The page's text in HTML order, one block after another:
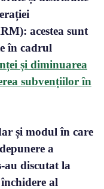
acestea sunt
în cadrul
și diminuarea
subvențiilor în
și modul în care
a
au discutat la
al